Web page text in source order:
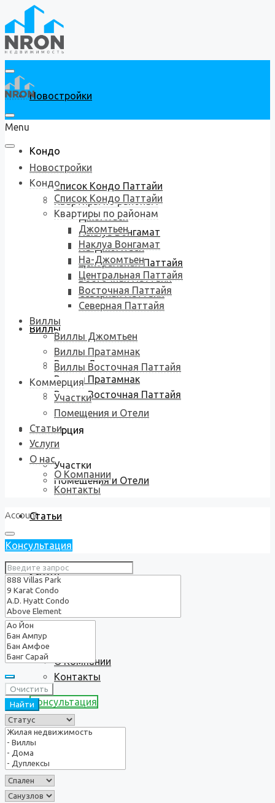
Новостройки
Кондо
Список Кондо Паттайи
Квартиры по районам
Джомтьен
Наклуа Вонгамат
На-Джомтьен
Центральная Паттайя
Восточная Паттайя
Северная Паттайя
Виллы
Виллы Джомтьен
Виллы Пратамнак
Виллы Восточная Паттайя
Коммерция
Участки
Помещения и Отели
Статьи
Услуги
О нас
О Компании
Контакты
Консультация
Menu
Новостройки
Кондо
Список Кондо Паттайи
Квартиры по районам
Джомтьен
Наклуа Вонгамат
На-Джомтьен
Центральная Паттайя
Восточная Паттайя
Северная Паттайя
Виллы
Виллы Джомтьен
Виллы Пратамнак
Виллы Восточная Паттайя
Коммерция
Участки
Помещения и Отели
Статьи
Услуги
О нас
О Компании
Контакты
Account
Консультация
Очистить
Найти